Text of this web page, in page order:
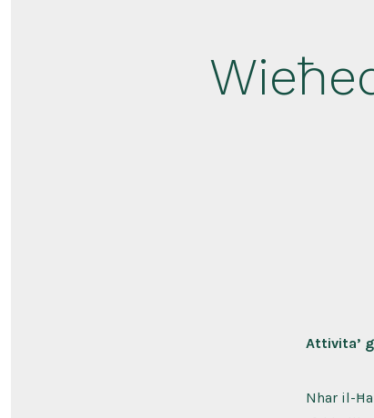
Attivita’
Nhar il-